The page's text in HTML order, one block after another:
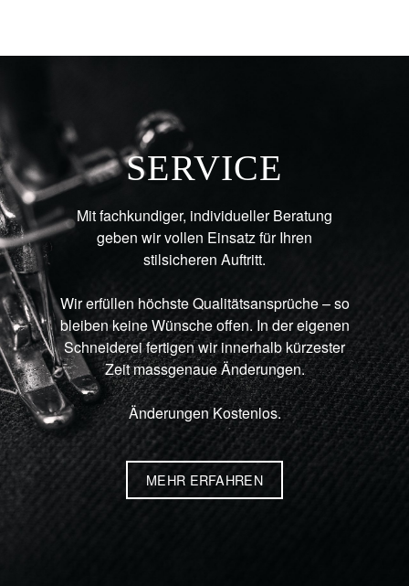
SERVICE
Mit fachkundiger, individueller Beratung
geben wir vollen Einsatz für Ihren
stilsicheren Auftritt.
Wir erfüllen höchste Qualitätsansprüche – so
bleiben keine Wünsche offen. In der eigenen
Schneiderei fertigen wir innerhalb kürzester
Zeit massgenaue Änderungen.
Änderungen Kostenlos.
MEHR ERFAHREN